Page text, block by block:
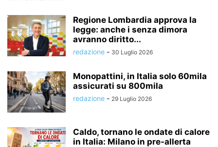
Regione Lombardia approva la
legge: anche i senza dimora
avranno diritto...
redazione - 30 Luglio 2026
Monopattini, in Italia solo 60mila
assicurati su 800mila
redazione - 29 Luglio 2026
Caldo, tornano le ondate di calore
in Italia: Milano in pre-allerta